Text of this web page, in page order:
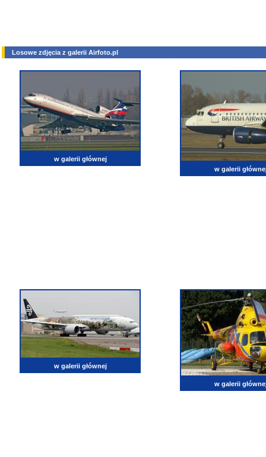
Losowe zdjęcia z galerii Airfoto.pl
w galerii głównej
w galerii
w galerii głównej
w galerii